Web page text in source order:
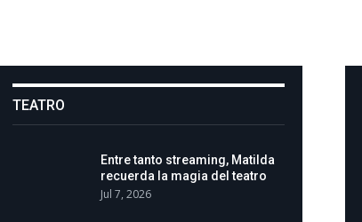
TEATRO
Entre tanto streaming, Matilda
recuerda la magia del teatro
Jul 7, 2026